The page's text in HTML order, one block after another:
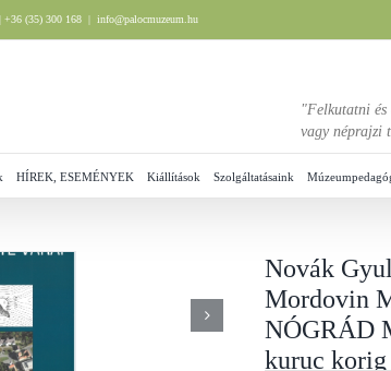
+36 (35) 300 168 | info@palocmuzeum.hu
"Felkutatni és
vagy néprajzi
HÍREK, ESEMÉNYEK Kiállítások Szolgáltatásaink
Novák
Mordovin
NÓGRÁD
kuruc korig